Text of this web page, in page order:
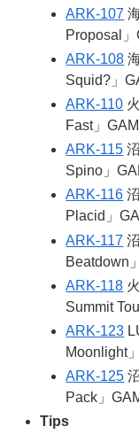
ARK-107
Proposal
ARK-108
Squid?」
ARK-110
Fast」
ARK-115
Spino」
ARK-116
Placid」
ARK-117
Beatdown
ARK-118
Summit
ARK-123
Moonlight
ARK-125
Pack」
Tips